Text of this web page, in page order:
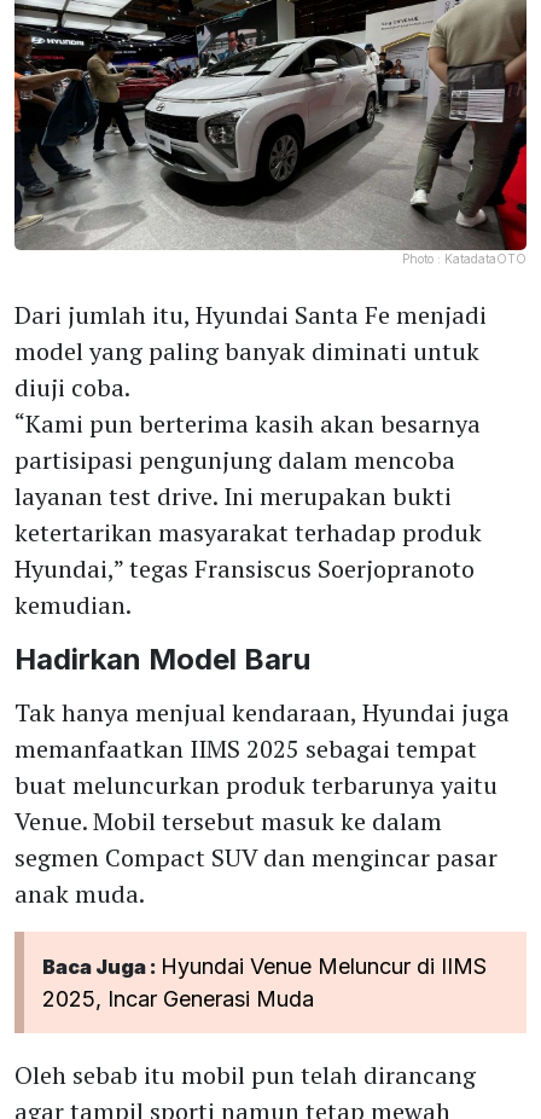
Photo : KatadataOTO
Dari jumlah itu, Hyundai Santa Fe menjadi
model yang paling banyak diminati untuk
diuji coba.
“Kami pun berterima kasih akan besarnya
partisipasi pengunjung dalam mencoba
layanan test drive. Ini merupakan bukti
ketertarikan masyarakat terhadap produk
Hyundai,” tegas Fransiscus Soerjopranoto
kemudian.
Hadirkan Model Baru
Tak hanya menjual kendaraan, Hyundai juga
memanfaatkan IIMS 2025 sebagai tempat
buat meluncurkan produk terbarunya yaitu
Venue. Mobil tersebut masuk ke dalam
segmen Compact SUV dan mengincar pasar
anak muda.
Baca Juga : Hyundai Venue Meluncur di IIMS
2025, Incar Generasi Muda
Oleh sebab itu mobil pun telah dirancang
agar tampil sporti namun tetap mewah